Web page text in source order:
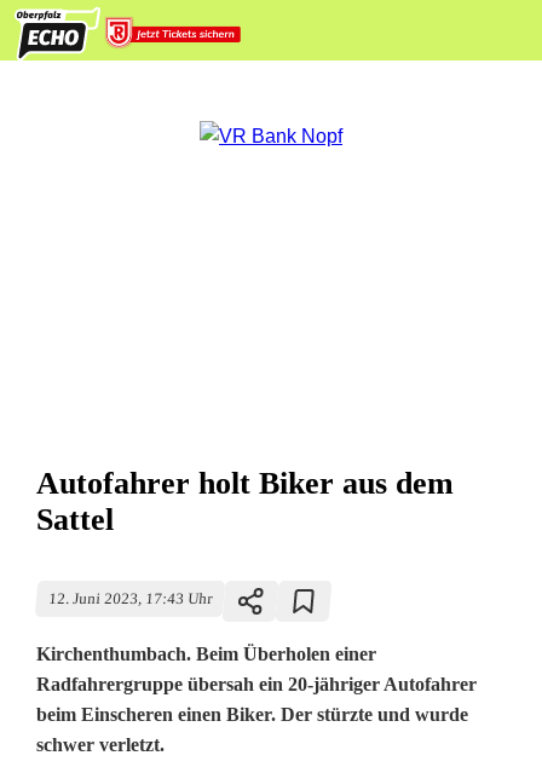
Autofahrer holt Biker aus dem
Sattel
12. Juni 2023, 17:43 Uhr
Kirchenthumbach. Beim Überholen einer
Radfahrergruppe übersah ein 20-jähriger Autofahrer
beim Einscheren einen Biker. Der stürzte und wurde
schwer verletzt.